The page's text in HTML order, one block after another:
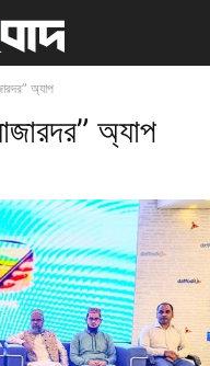
অ্যাপ
অ্যাপ